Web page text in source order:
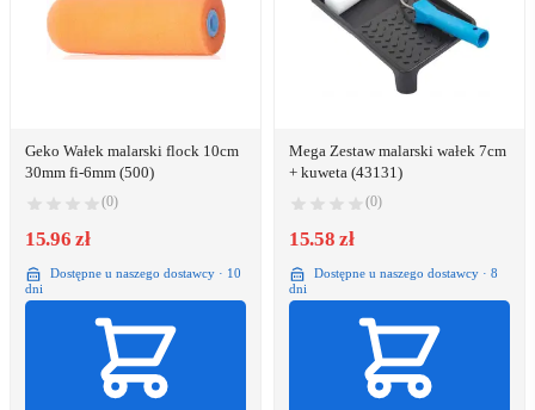
Geko Wałek malarski flock 10cm
30mm fi-6mm (500)
(0)
15.96 zł
Dostępne u naszego dostawcy · 10
dni
Mega Zestaw malarski wałek 7cm
+ kuweta (43131)
(0)
15.58 zł
Dostępne u naszego dostawcy · 8
dni